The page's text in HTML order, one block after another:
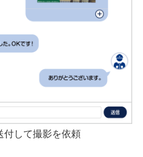
付して撮影を依頼